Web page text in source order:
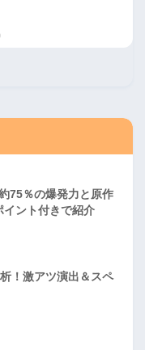
75％の爆発力と原作
イント付きで紹介
！激アツ演出＆スペ